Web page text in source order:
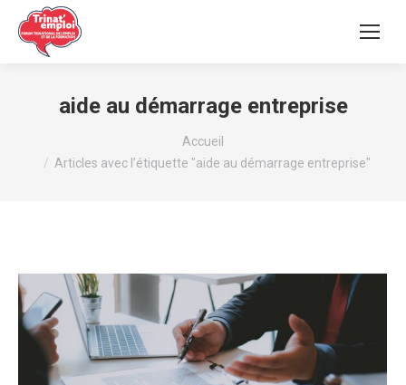
aide au démarrage entreprise
Accueil
Articles avec l’étiquette "aide au démarrage entreprise"